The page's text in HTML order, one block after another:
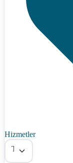
Hizmetler
Tümü